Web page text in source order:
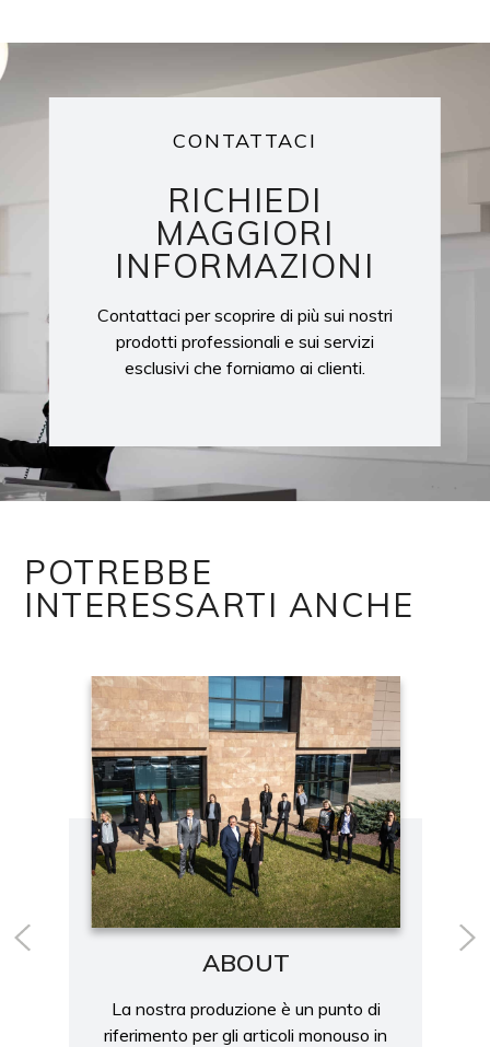
CONTATTACI
RICHIEDI
MAGGIORI
INFORMAZIONI
Contattaci per scoprire di più sui nostri
prodotti professionali e sui servizi
esclusivi che forniamo ai clienti.
POTREBBE
INTERESSARTI ANCHE
ABOUT
La nostra produzione è un punto di
riferimento per gli articoli monouso in